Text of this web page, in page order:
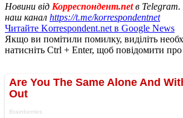
Новини від Корреспондент.netв
наш канал https://t.me/korrespondentnet
Читайте Korrespondent.net в Google News
Якщо ви помітили помилку, виділіть
натисніть Ctrl + Enter, щоб повідомити